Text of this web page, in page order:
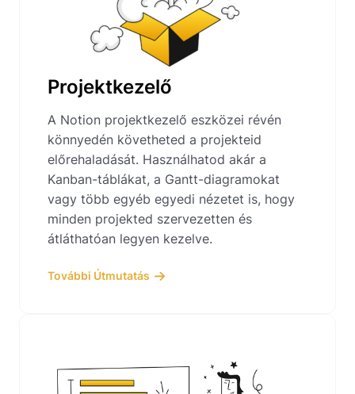
Projektkezelő
A Notion projektkezelő eszközei révén
könnyedén követheted a projekteid
előrehaladását. Használhatod akár a
Kanban-táblákat, a Gantt-diagramokat
vagy több egyéb egyedi nézetet is, hogy
minden projekted szervezetten és
átláthatóan legyen kezelve.
További Útmutatás